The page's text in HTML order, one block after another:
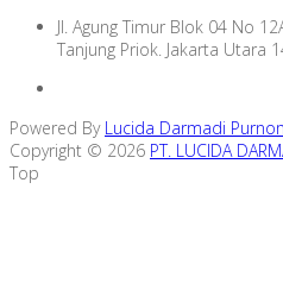
Jl. Agung Timur Blok 04 No
Tanjung Priok. Jakarta Utara
Powered By Lucida Darmadi
Copyright © 2026 PT. LUCIDA
Top